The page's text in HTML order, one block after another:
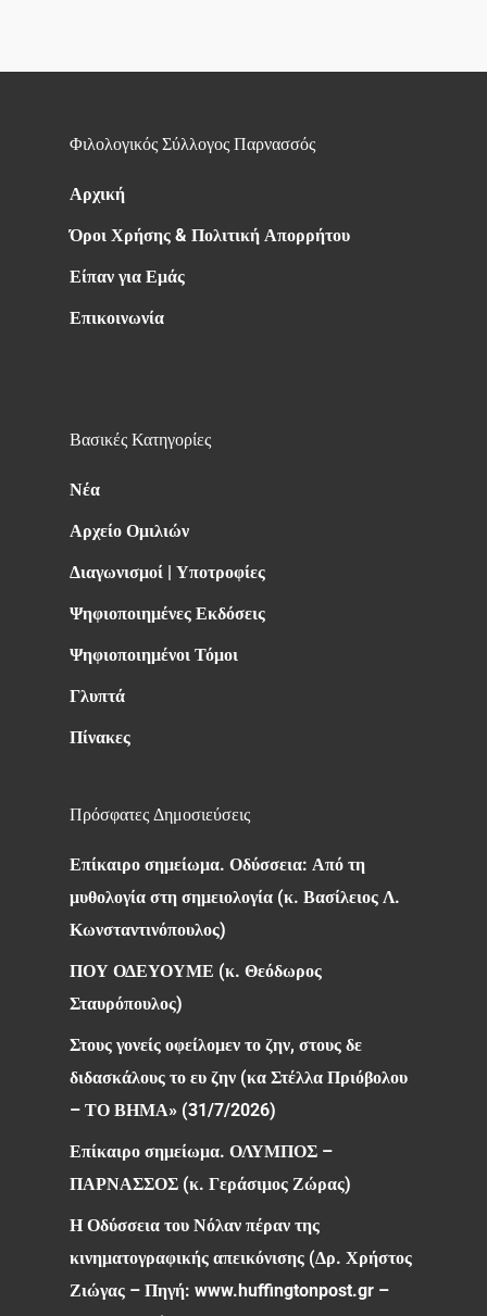
Φιλολογικός Σύλλογος Παρνασσός
Αρχική
Όροι Χρήσης & Πολιτική Απορρήτου
Είπαν για Εμάς
Επικοινωνία
Βασικές Κατηγορίες
Νέα
Αρχείο Ομιλιών
Διαγωνισμοί | Υποτροφίες
Ψηφιοποιημένες Εκδόσεις
Ψηφιοποιημένοι Τόμοι
Γλυπτά
Πίνακες
Πρόσφατες Δημοσιεύσεις
Επίκαιρο σημείωμα. Οδύσσεια: Από τη
μυθολογία στη σημειολογία (κ. Βασίλειος Λ.
Κωνσταντινόπουλος)
ΠΟΥ ΟΔΕΥΟΥΜΕ (κ. Θεόδωρος
Σταυρόπουλος)
Στους γονείς οφείλομεν το ζην, στους δε
διδασκάλους το ευ ζην (κα Στέλλα Πριόβολου
– ΤΟ ΒΗΜΑ» (31/7/2026)
Επίκαιρο σημείωμα. ΟΛΥΜΠΟΣ –
ΠΑΡΝΑΣΣΟΣ (κ. Γεράσιμος Ζώρας)
Η Οδύσσεια του Νόλαν πέραν της
κινηματογραφικής απεικόνισης (Δρ. Χρήστος
Ζιώγας – Πηγή: www.huffingtonpost.gr –